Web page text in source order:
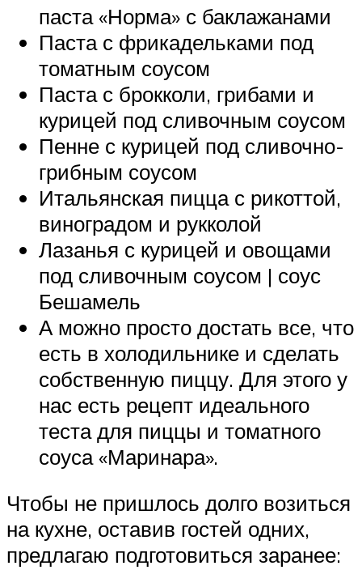
паста «Норма» с баклажанами
Паста с фрикадельками под
томатным соусом
Паста с брокколи, грибами и
курицей под сливочным соусом
Пенне с курицей под сливочно-
грибным соусом
Итальянская пицца с рикоттой,
виноградом и рукколой
Лазанья с курицей и овощами
под сливочным соусом | соус
Бешамель
А можно просто достать все, что
есть в холодильнике и сделать
собственную пиццу. Для этого у
нас есть рецепт идеального
теста для пиццы и томатного
соуса «Маринара».
Чтобы не пришлось долго возиться
на кухне, оставив гостей одних,
предлагаю подготовиться заранее: